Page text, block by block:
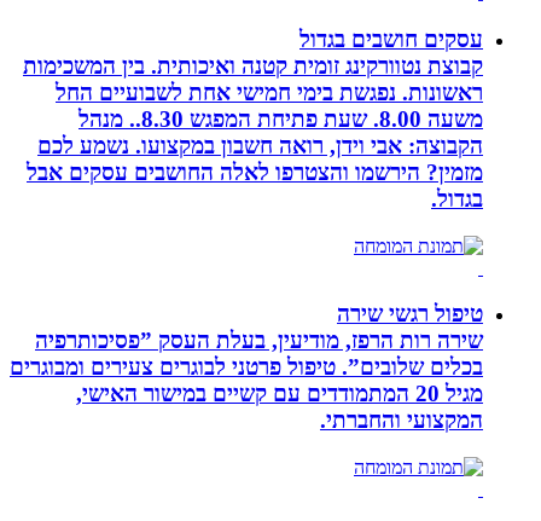
עסקים חושבים בגדול
קבוצת נטוורקינג זומית קטנה ואיכותית. בין המשכימות
ראשונות. נפגשת בימי חמישי אחת לשבועיים החל
משעה 8.00. שעת פתיחת המפגש 8.30.. מנהל
הקבוצה: אבי וידן, רואה חשבון במקצועו. נשמע לכם
מזמין? הירשמו והצטרפו לאלה החושבים עסקים אבל
בגדול.
טיפול רגשי שירה
שירה רות הרפז, מודיעין, בעלת העסק ”פסיכותרפיה
בכלים שלובים”. טיפול פרטני לבוגרים צעירים ומבוגרים
מגיל 20 המתמודדים עם קשיים במישור האישי,
המקצועי והחברתי.